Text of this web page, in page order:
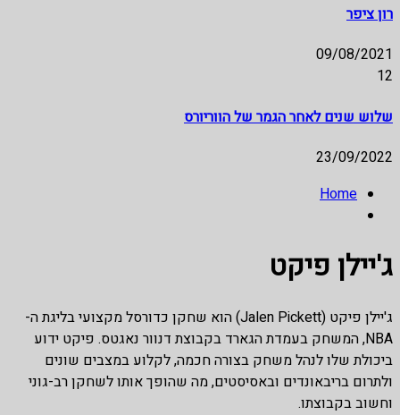
רון ציפר
09/08/2021
12
שלוש שנים לאחר הגמר של הווריורס
23/09/2022
Home
ג'יילן פיקט
ג'יילן פיקט (Jalen Pickett) הוא שחקן כדורסל מקצועי בליגת ה-
NBA, המשחק בעמדת הגארד בקבוצת דנוור נאגטס. פיקט ידוע
ביכולת שלו לנהל משחק בצורה חכמה, לקלוע במצבים שונים
ולתרום בריבאונדים ובאסיסטים, מה שהופך אותו לשחקן רב-גוני
וחשוב בקבוצתו.